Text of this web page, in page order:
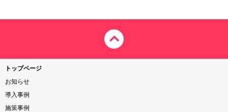
トップページ
お知らせ
導入事例
施策事例